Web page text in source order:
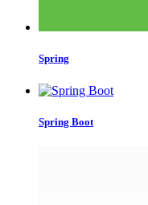
Spring
Spring Boot